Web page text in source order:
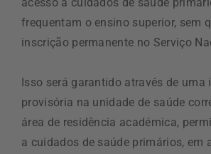
frequentam o ensino superior, sem
inscrição permanente no Serviço
Isso será garantido através de uma
provisória na unidade de saúde
área de residência académica,
a cuidados de saúde primários, em